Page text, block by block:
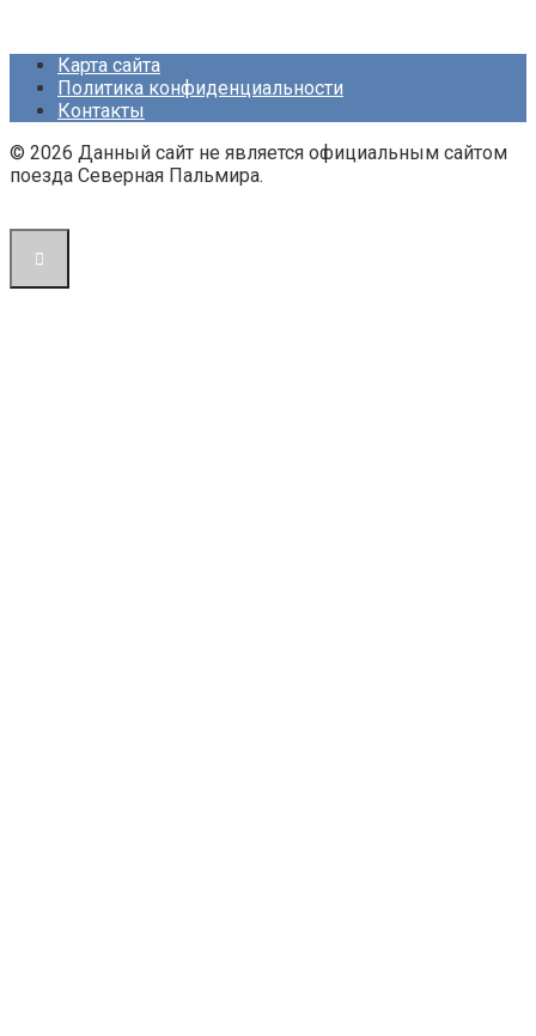
Карта сайта
Политика конфиденциальности
Контакты
© 2026 Данный сайт не является официальным сайтом
поезда Северная Пальмира.